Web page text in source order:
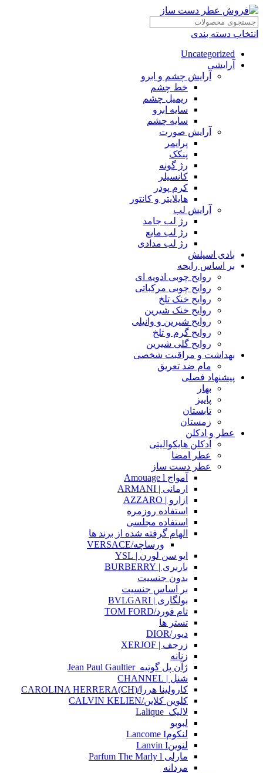
انتخاب دسته بندی
Uncategorized
آرایشی
آرایش چشم و ابرو
خط چشم
ریمیل چشم
سایه ابرو
سایه چشم
آرایش صورت
پرایمر
پنکک
رژ گونه
کانسیلر
کرم پودر
هایلایتر و کانتور
آرایش لب
رژ لب جامد
رژ لب مایع
رژ لب مدادی
بادی اسپلش
بر اساس رایحه
روایح چوبی ادویه ای
روایح چوبی مرکباتی
روایح خنک تلخ
روایح خنک شیرین
روایح شیرین و وانیلی
روایح گرم و تلخ
روایح گلی شیرین
بهداشت و مراقبت شخصی
مام ضد تعریق
پیشنهاد فصلی
بهار
پاییز
تابستان
زمستان
عطر و ادکلن
ادکلن هایکوالیتی
عطر امضا
عطر دست ساز
آمواج Amouage l
ارمانی | ARMANI
ازارو | AZZARO
استفاده روزمره
استفاده مجلسی
الهام گرفته شده از برند ها
ورساچه/VERSACE
ایو سن لورن | YSL
باربری | BURBERRY
بدون جنسیت
بر اساس جنسیت
بولگاری | BVLGARI
تام فورد/TOM FORD
تستر ها
دیور/DIOR
زرجف | XERJOF
زنانه
ژآن پل گوتیه_Jean Paul Gaultier
شنل | CHANNEL
کارولینا هررا/(CH)CAROLINA HERRERA
کلوین کلاین/CALVIN KELIEN
لالیک_Lalique
لبوبو
لنکومLancome I
لنوینLanvin I
مارلی Parfum The Marly l
مردانه